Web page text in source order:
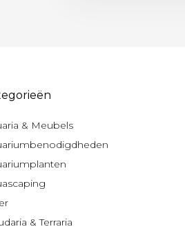
& Meubels
& Terraria